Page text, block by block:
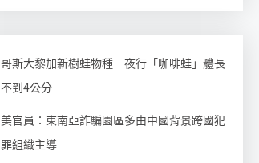
哥斯大黎加新樹蛙物種 夜行「咖啡蛙」體長
不到4公分
美官員：東南亞詐騙園區多由中國背景跨國犯
罪組織主導